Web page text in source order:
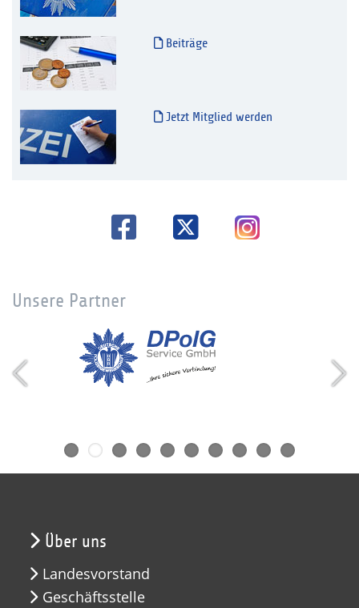
Beiträge
Jetzt Mitglied werden
Unsere Partner
Über uns
Landesvorstand
Geschäftsstelle